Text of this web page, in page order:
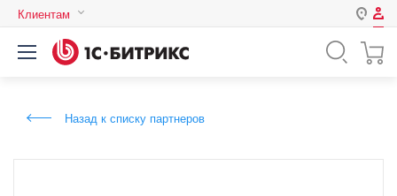
Клиентам
Авторизация
Назад к списку партнеров